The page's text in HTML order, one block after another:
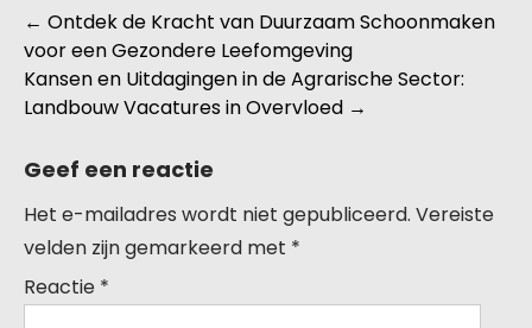
Berichtnavigatie
← Ontdek de Kracht van Duurzaam Schoonmaken
voor een Gezondere Leefomgeving
Kansen en Uitdagingen in de Agrarische Sector:
Landbouw Vacatures in Overvloed →
Geef een reactie
Het e-mailadres wordt niet gepubliceerd. Vereiste
velden zijn gemarkeerd met *
Reactie *